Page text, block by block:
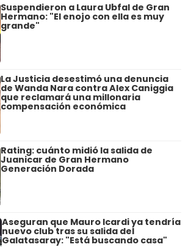
Suspendieron a Laura Ubfal de Gran
Hermano: "El enojo con ella es muy
grande"
La Justicia desestimó una denuncia
de Wanda Nara contra Alex Caniggia
que reclamará una millonaria
compensación económica
Rating: cuánto midió la salida de
Juanicar de Gran Hermano
Generación Dorada
Aseguran que Mauro Icardi ya tendría
nuevo club tras su salida del
Galatasaray: "Está buscando casa"